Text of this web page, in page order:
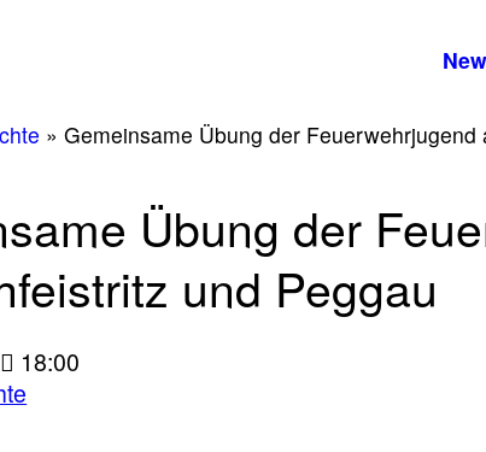
»Gemeinsame Übung der
Übung der
und Peggau
18:00